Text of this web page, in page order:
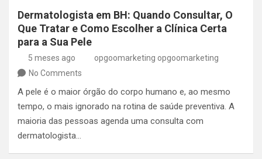
Dermatologista em BH: Quando Consultar, O
Que Tratar e Como Escolher a Clínica Certa
para a Sua Pele
5 meses ago
opgoomarketing opgoomarketing
No Comments
A pele é o maior órgão do corpo humano e, ao mesmo
tempo, o mais ignorado na rotina de saúde preventiva. A
maioria das pessoas agenda uma consulta com
dermatologista…